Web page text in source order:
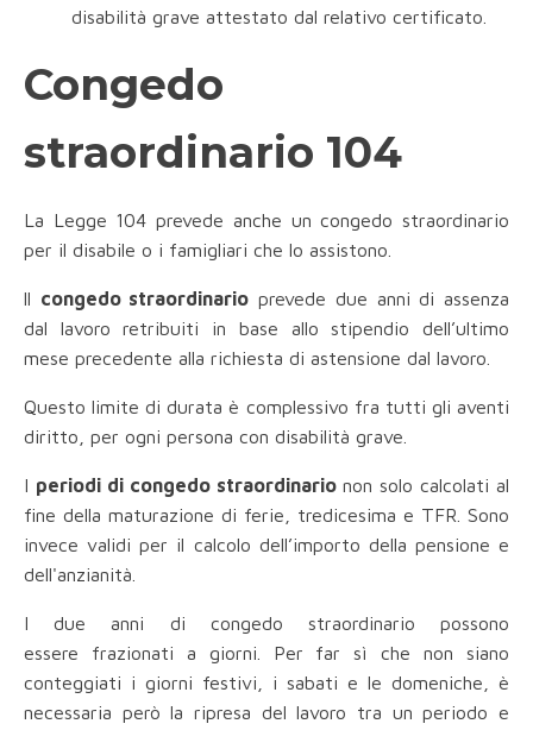
disabilità grave attestato dal relativo certificato.
Congedo
straordinario 104
La Legge 104 prevede anche un congedo straordinario
per il disabile o i famigliari che lo assistono.
ll congedo straordinario prevede due anni di assenza
dal lavoro retribuiti in base allo stipendio dell’ultimo
mese precedente alla richiesta di astensione dal lavoro.
Questo limite di durata è complessivo fra tutti gli aventi
diritto, per ogni persona con disabilità grave.
I periodi di congedo straordinarionon solo calcolati al
fine della maturazione di ferie, tredicesima e TFR. Sono
invece validi per il calcolo dell’importo della pensione e
dell'anzianità.
I due anni di congedo straordinario possono
essere frazionati a giorni. Per far sì che non siano
conteggiati i giorni festivi, i sabati e le domeniche, è
necessaria però la ripresa del lavoro tra un periodo e